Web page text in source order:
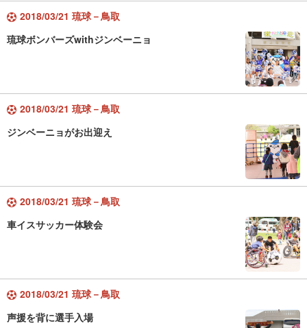
2018/03/21 琉球－鳥取
琉球ボンバーズwithジンベーニョ
2018/03/21 琉球－鳥取
ジンベーニョがお出迎え
2018/03/21 琉球－鳥取
車イスサッカー体験会
2018/03/21 琉球－鳥取
声援を背に選手入場